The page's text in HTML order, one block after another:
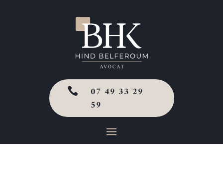

07 49 33 29
59